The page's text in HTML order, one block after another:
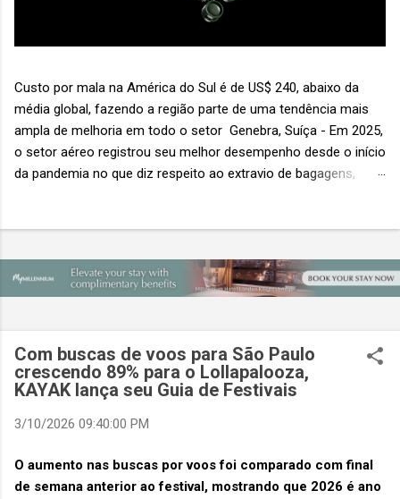
Custo por mala na América do Sul é de US$ 240, abaixo da
média global, fazendo a região parte de uma tendência mais
ampla de melhoria em todo o setor Genebra, Suíça - Em 2025,
o setor aéreo registrou seu melhor desempenho desde o início
da pandemia no que diz respeito ao extravio de bagagens,
“Baggage IT Insights” de 2026 da SITA, a 20ª edição anual
desse importante estudo de referência à indústria. (© SITA)
custa ao setor US$ 6,3 bilhões anualmente. Cada mala
extraviada acarreta um custo médio de US$ 260. Com um
lucro líquido médio de apenas US$ 8 por passageiro, uma mala
cinco anulam o lucro de um voo inteiro. O núme...
Com buscas de voos para São Paulo
crescendo 89% para o Lollapalooza,
KAYAK lança seu Guia de Festivais
3/10/2026 09:40:00 PM
O aumento nas buscas por voos foi comparado com final
de semana anterior ao festival, mostrando que 2026 é ano